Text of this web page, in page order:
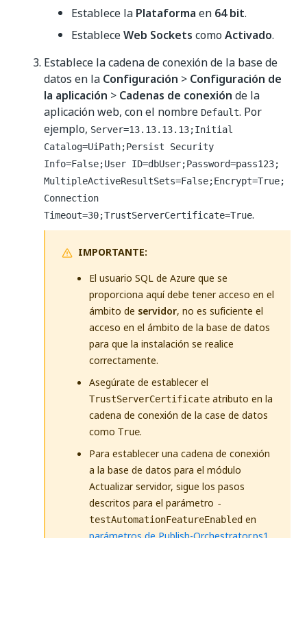
Establece la Plataforma en 64 bit.
EstableceWeb Sockets como Activado.
Establece la cadena de conexión de la base de
datos en la Configuración > Configuración de
la aplicación > Cadenas de conexión de la
aplicación web, con el nombre Default. Por
ejemplo, Server=13.13.13.13;Initial
Catalog=UiPath;Persist Security
Info=False;User ID=dbUser;Password=pass123;
MultipleActiveResultSets=False;Encrypt=True;
Connection
Timeout=30;TrustServerCertificate=True.
IMPORTANTE:
El usuario SQL de Azure que se
proporciona aquí debe tener acceso en el
ámbito de servidor, no es suficiente el
acceso en el ámbito de la base de datos
para que la instalación se realice
correctamente.
Asegúrate de establecer el
TrustServerCertificate atributo en la
cadena de conexión de la case de datos
como True.
Para establecer una cadena de conexión
a la base de datos para el módulo
Actualizar servidor, sigue los pasos
descritos para el parámetro -
testAutomationFeatureEnabled en
parámetros de Publish-Orchestrator.ps1.